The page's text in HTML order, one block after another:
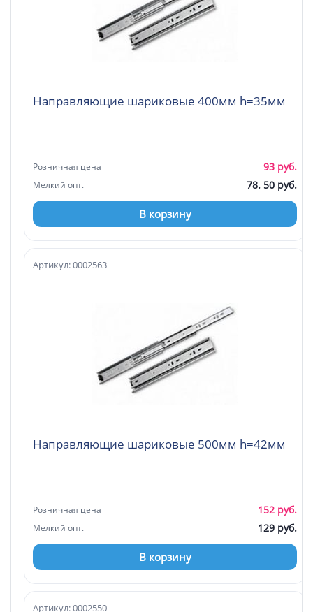
Направляющие шариковые 400мм h=35мм
Розничная цена 93 руб.
Мелкий опт. 78. 50 руб.
В корзину
Направляющие шариковые 500мм h=42мм
Артикул: 0002563
Розничная цена 152 руб.
Мелкий опт. 129 руб.
В корзину
Артикул: 0002550